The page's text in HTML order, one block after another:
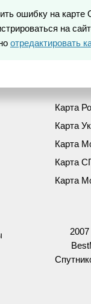
ошибку на карте
на
отредактировать
Карта
Карта
Карта
Карта
Карта